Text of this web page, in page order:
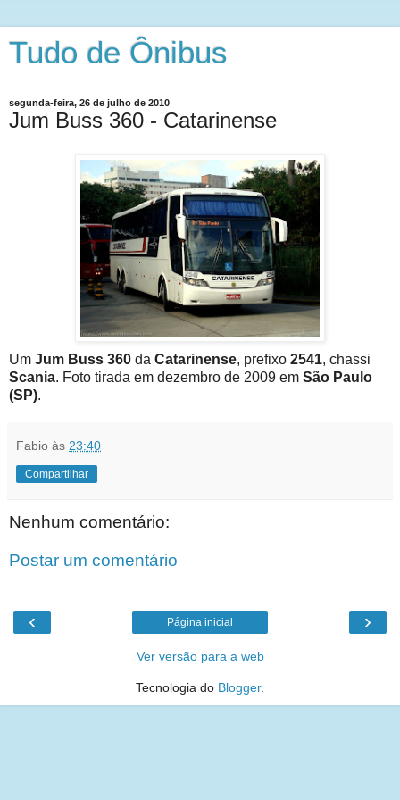
Tudo de Ônibus
segunda-feira, 26 de julho de 2010
Jum Buss 360 - Catarinense
Um Jum Buss 360 da Catarinense, prefixo 2541, chassi
Scania. Foto tirada em dezembro de 2009 em São Paulo
(SP).
Fabio às 23:40
Compartilhar
Nenhum comentário:
Postar um comentário
‹ ›
Página inicial
Ver versão para a web
Tecnologia do Blogger.